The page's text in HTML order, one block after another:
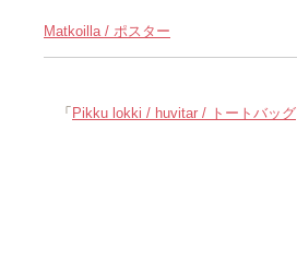
Matkoilla / ポスター
「 Pikku lokki / huvitar / トートバッグ